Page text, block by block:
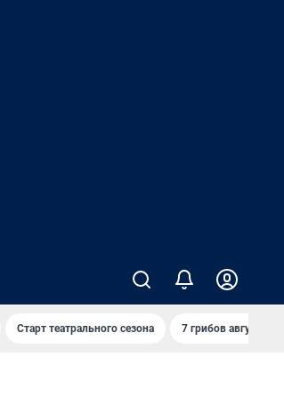
Старт театрального сезона 7 грибов августа